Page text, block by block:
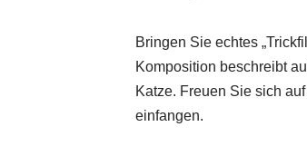
Bringen Sie echtes
Komposition beschreibt
Katze. Freuen Sie sich
einfangen.